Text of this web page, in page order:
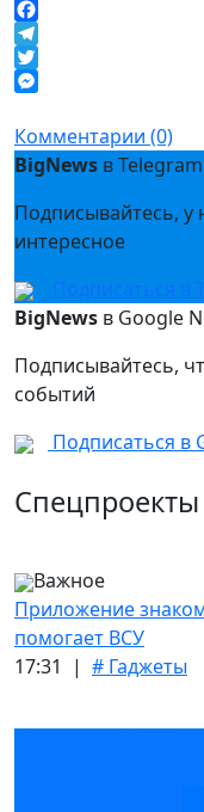
Facebook
Telegram
Twitter
Комментарии (0)
BigNews в Telegram
Подписывайтесь, у
интересное
Подписаться в
BigNews в Google
Подписывайтесь,
событий
Подписаться в
Спецпроекты
Важное
Приложение
помогает ВСУ
17:31 | # Гаджеты